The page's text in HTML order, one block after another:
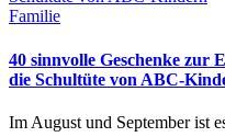
Familie
40 sinnvolle Geschenke zur
die Schultüte von ABC-
Im August und September ist